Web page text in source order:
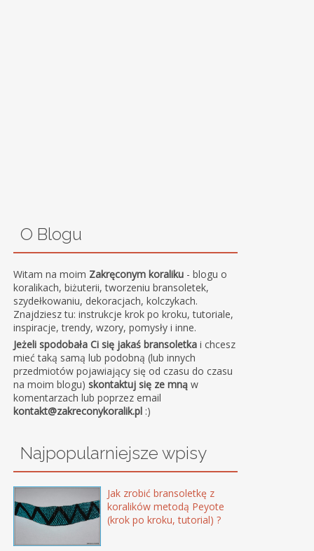
O Blogu
Witam na moim Zakręconym koraliku - blogu o
koralikach, biżuterii, tworzeniu bransoletek,
szydełkowaniu, dekoracjach, kolczykach.
Znajdziesz tu: instrukcje krok po kroku, tutoriale,
inspiracje, trendy, wzory, pomysły i inne.
Jeżeli spodobała Ci się jakaś bransoletka i chcesz
mieć taką samą lub podobną (lub innych
przedmiotów pojawiający się od czasu do czasu
na moim blogu)skontaktuj się ze mną w
komentarzach lub poprzez email
kontakt@zakreconykoralik.pl :)
Najpopularniejsze wpisy
Jak zrobić bransoletkę z
koralików metodą Peyote
(krok po kroku, tutorial) ?